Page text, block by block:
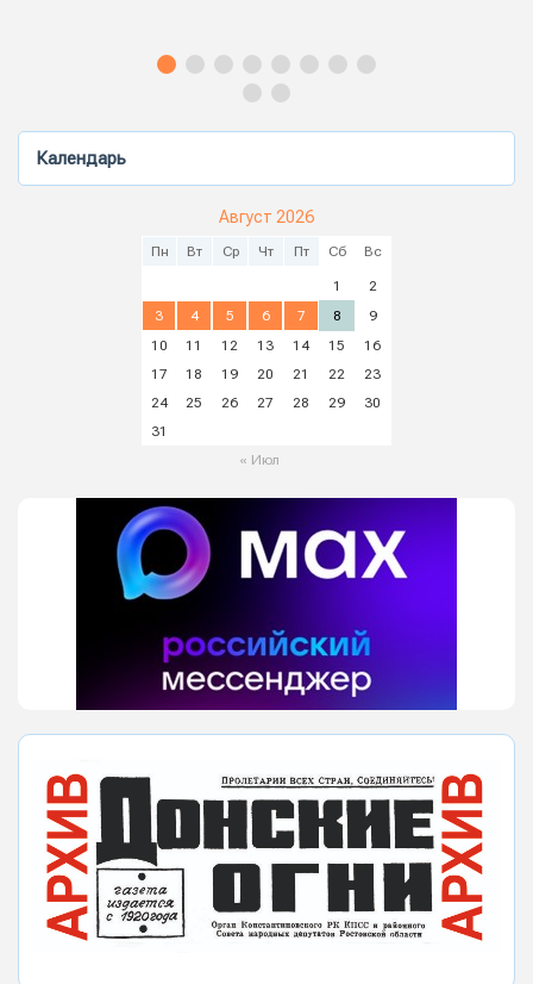
Календарь
Август 2026
Пн Вт Ср Чт Пт Сб Вс
1
2
3
4 5 6 7 8
9
10
11 12 13 14 15
16
17
18 19 20 21 22
23
24
25 26 27 28 29
30
31
« Июл